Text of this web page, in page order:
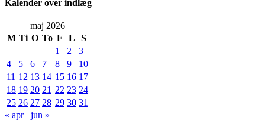
Kalender over indlæg
maj 2026
M Ti O To F L
S
1
2
3
4
5 6 7 8 9
10
11 12 13 14 15 16 17
18 19 20 21 22 23 24
25 26 27 28 29 30 31
« apr
jun »